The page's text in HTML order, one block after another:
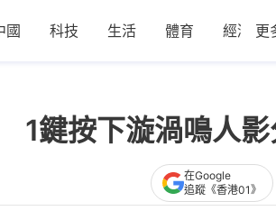
國 科技 生活 體育 經濟 更
1鍵按下漩渦鳴人影
在Google
追蹤《香港01》